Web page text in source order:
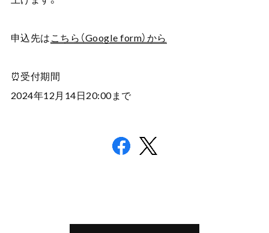
申込先は こちら（Google form）から
⏰受付期間
2024年12月14日20:00まで